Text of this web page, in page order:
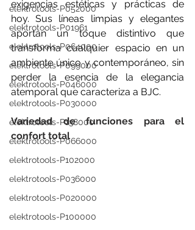
elektrotools-P052000
elektrotools-P01961
elektrotools-P064000
elektrotools-P099000
elektrotools-P046000
elektrotools-P030000
elektrotools-P138000
elektrotools-P066000
elektrotools-P102000
elektrotools-P036000
elektrotools-P020000
elektrotools-P100000
exigencias estéticas y prácticas de
hoy. Sus líneas limpias y elegantes
aportan un toque distintivo que
transforma cualquier espacio en un
ambiente único y contemporáneo, sin
perder la esencia de la elegancia
atemporal que caracteriza a BJC.
Variedad de funciones para el
confort total